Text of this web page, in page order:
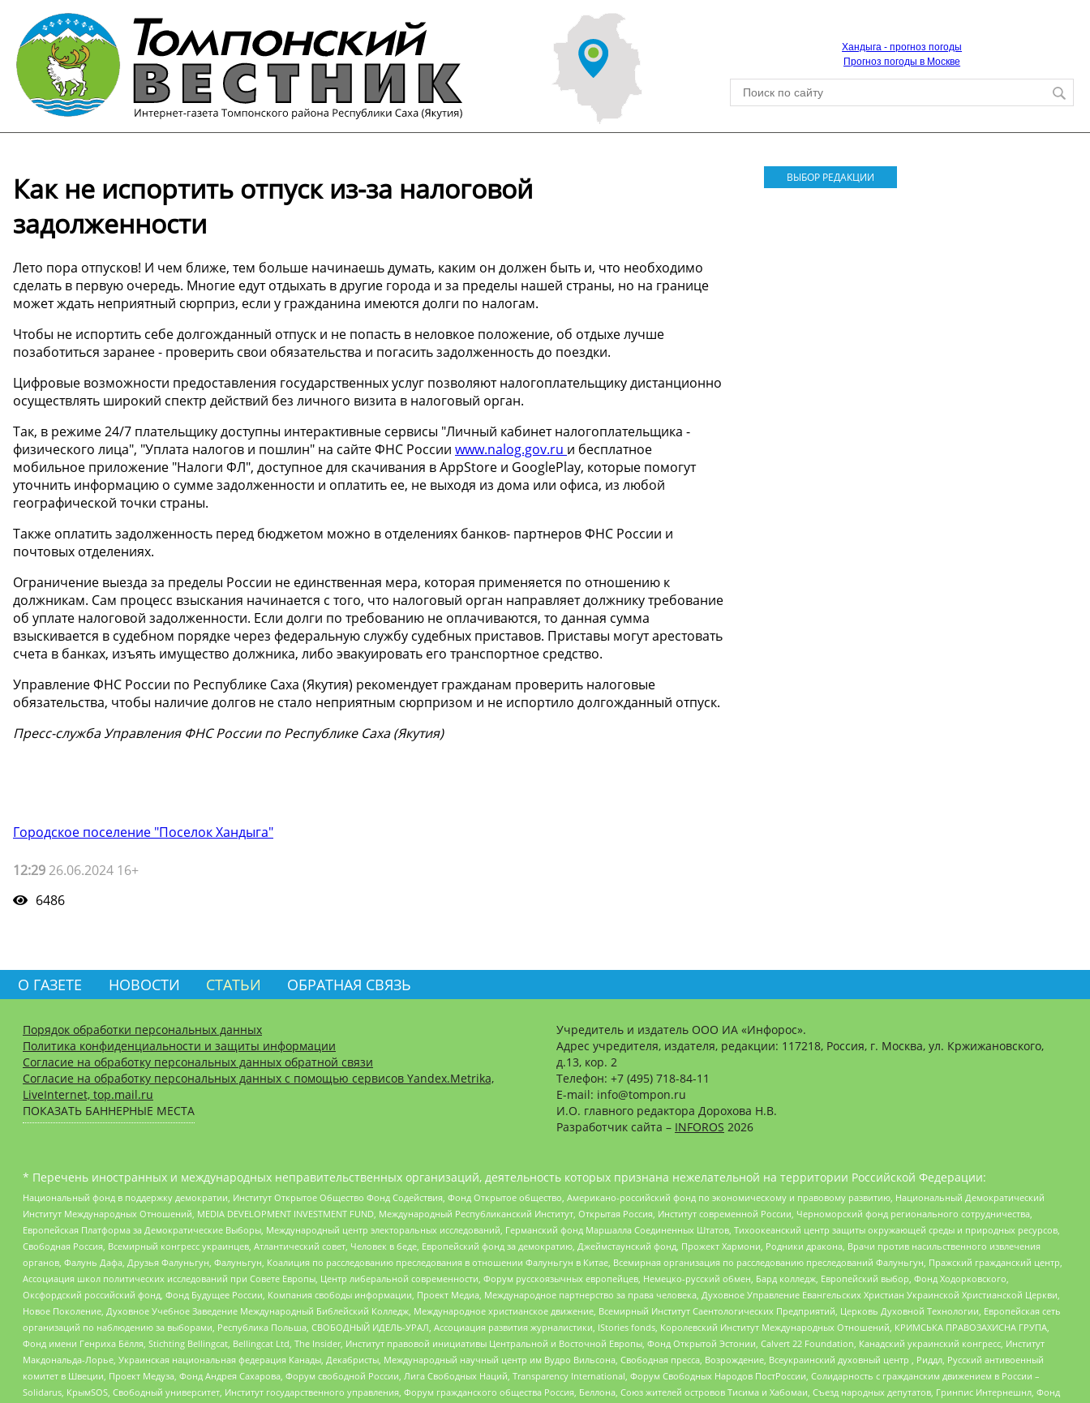
Хандыга - прогноз погоды
Прогноз погоды в Москве
Как не испортить отпуск из-за налоговой
задолженности
Лето пора отпусков! И чем ближе, тем больше начинаешь думать, каким он должен быть и, что необходимо
сделать в первую очередь. Многие едут отдыхать в другие города и за пределы нашей страны, но на границе
может ждать неприятный сюрприз, если у гражданина имеются долги по налогам.
Чтобы не испортить себе долгожданный отпуск и не попасть в неловкое положение, об отдыхе лучше
позаботиться заранее - проверить свои обязательства и погасить задолженность до поездки.
Цифровые возможности предоставления государственных услуг позволяют налогоплательщику дистанционно
осуществлять широкий спектр действий без личного визита в налоговый орган.
Так, в режиме 24/7 плательщику доступны интерактивные сервисы "Личный кабинет налогоплательщика -
физического лица", "Уплата налогов и пошлин" на сайте ФНС России www.nalog.gov.ru и бесплатное
мобильное приложение "Налоги ФЛ", доступное для скачивания в AppStore и GooglePlay, которые помогут
уточнить информацию о сумме задолженности и оплатить ее, не выходя из дома или офиса, из любой
географической точки страны.
Также оплатить задолженность перед бюджетом можно в отделениях банков- партнеров ФНС России и
почтовых отделениях.
Ограничение выезда за пределы России не единственная мера, которая применяется по отношению к
должникам. Сам процесс взыскания начинается с того, что налоговый орган направляет должнику требование
об уплате налоговой задолженности. Если долги по требованию не оплачиваются, то данная сумма
взыскивается в судебном порядке через федеральную службу судебных приставов. Приставы могут арестовать
счета в банках, изъять имущество должника, либо эвакуировать его транспортное средство.
Управление ФНС России по Республике Саха (Якутия) рекомендует гражданам проверить налоговые
обязательства, чтобы наличие долгов не стало неприятным сюрпризом и не испортило долгожданный отпуск.
Пресс-служба Управления ФНС России по Республике Саха (Якутия)
Городское поселение "Поселок Хандыга"
12:29 26.06.2024 16+
6486
ВЫБОР РЕДАКЦИИ
О ГАЗЕТЕ НОВОСТИ СТАТЬИ ОБРАТНАЯ СВЯЗЬ
Порядок обработки персональных данных
Политика конфиденциальности и защиты информации
Согласие на обработку персональных данных обратной связи
Согласие на обработку персональных данных с помощью сервисов Yandex.Metrika,
LiveInternet, top.mail.ru
ПОКАЗАТЬ БАННЕРНЫЕ МЕСТА
Учредитель и издатель ООО ИА «Инфорос».
Адрес учредителя, издателя, редакции: 117218, Россия, г. Москва, ул. Кржижановского,
д.13, кор. 2
Телефон: +7 (495) 718-84-11
E-mail: info@tompon.ru
И.О. главного редактора Дорохова Н.В.
Разработчик сайта – INFOROS 2026
* Перечень иностранных и международных неправительственных организаций, деятельность которых признана нежелательной на территории Российской Федерации:
Национальный фонд в поддержку демократии, Институт Открытое Общество Фонд Содействия, Фонд Открытое общество, Американо-российский фонд по экономическому и правовому развитию, Национальный Демократический
Институт Международных Отношений, MEDIA DEVELOPMENT INVESTMENT FUND, Международный Республиканский Институт, Открытая Россия, Институт современной России, Черноморский фонд регионального сотрудничества,
Европейская Платформа за Демократические Выборы, Международный центр электоральных исследований, Германский фонд Маршалла Соединенных Штатов, Тихоокеанский центр защиты окружающей среды и природных ресурсов,
Свободная Россия, Всемирный конгресс украинцев, Атлантический совет, Человек в беде, Европейский фонд за демократию, Джеймстаунский фонд, Прожект Хармони, Родники дракона, Врачи против насильственного извлечения
органов, Фалунь Дафа, Друзья Фалуньгун, Фалуньгун, Коалиция по расследованию преследования в отношении Фалуньгун в Китае, Всемирная организация по расследованию преследований Фалуньгун, Пражский гражданский центр,
Ассоциация школ политических исследований при Совете Европы, Центр либеральной современности, Форум русскоязычных европейцев, Немецко-русский обмен, Бард колледж, Европейский выбор, Фонд Ходорковского,
Оксфордский российский фонд, Фонд Будущее России, Компания свободы информации, Проект Медиа, Международное партнерство за права человека, Духовное Управление Евангельских Христиан Украинской Христианской Церкви,
Новое Поколение, Духовное Учебное Заведение Международный Библейский Колледж, Международное христианское движение, Всемирный Институт Саентологических Предприятий, Церковь Духовной Технологии, Европейская сеть
организаций по наблюдению за выборами, Республика Польша, СВОБОДНЫЙ ИДЕЛЬ-УРАЛ, Ассоциация развития журналистики, IStories fonds, Королевский Институт Международных Отношений, КРИМСЬКА ПРАВОЗАХИСНА ГРУПА,
Фонд имени Генриха Бёлля, Stichting Bellingcat, Bellingcat Ltd, The Insider, Институт правовой инициативы Центральной и Восточной Европы, Фонд Открытой Эстонии, Calvert 22 Foundation, Канадский украинский конгресс, Институт
Макдональда-Лорье, Украинская национальная федерация Канады, Декабристы, Международный научный центр им Вудро Вильсона, Свободная пресса, Возрождение, Всеукраинский духовный центр , Риддл, Русский антивоенный
комитет в Швеции, Проект Медуза, Фонд Андрея Сахарова, Форум свободной России, Лига Свободных Наций, Transparеncy International, Форум Свободных Народов ПостРоссии, Солидарность с гражданским движением в России –
Solidarus, КрымSOS, Свободный университет, Институт государственного управления, Форум гражданского общества Россия, Беллона, Союз жителей островов Тисима и Хабомаи, Съезд народных депутатов, Гринпис Интернешнл, Фонд